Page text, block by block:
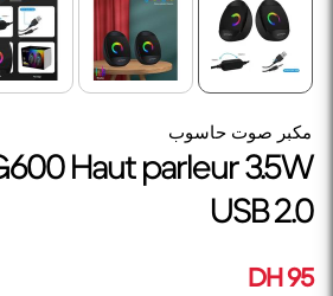
مكبر صوت حاسوب
Haut parleur 3.5W
USB 2.0
95 DH